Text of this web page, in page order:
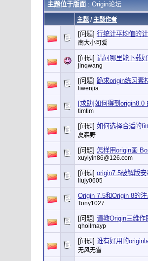
主题位于版面: Origin论坛
主题/ 主题作者
[问题] 行统计平均值的
南大小可爱
[问题] 请问哪里能下载
jinqwang
[问题] 跪求origin练习素
liwenjia
[求助]如何得到origin8.0
timtim
[问题] 如何选择合适的
夏森野
[问题] 怎样用origin画
xuyiyin86@126.com
[问题] origin7.5破解版
liujy0605
Origin 7.5和Origin 8的
Tony1027
[问题] 请教Origin三维作
qhoilmayp
[问题] 谁有好用的
无风无雪